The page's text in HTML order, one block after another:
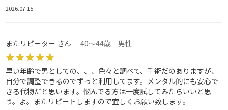
2026.07.15
またリピーター さん 40～44歳 男性
早い年齢で男としての、、、色々と調べて、手術だのありますが、
自分で調整できるのでずっと利用してます。メンタル的にも安心で
きる代物だと思います。悩んでる方は一度試してみたらいいと思
う。よ。またリピートしますので宜しくお願い致します。